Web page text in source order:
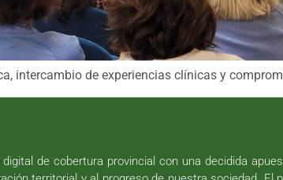
intercambio de experiencias clínicas y
de cobertura provincial con una decidida